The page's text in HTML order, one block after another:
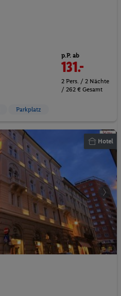
p.P. ab
131.-
2 Pers. / 2 Nächte
/ 262 € Gesamt
Parkplatz
Hotel